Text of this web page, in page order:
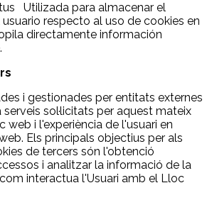
Utilizada para almacenar el
respecto al uso de cookies en
directamente información
i gestionades per entitats externes
sol·licitats per aquest mateix
web i l'experiència de l'usuari en
Els principals objectius per als
de tercers són l'obtenció
i analitzar la informació de la
interactua l'Usuari amb el Lloc